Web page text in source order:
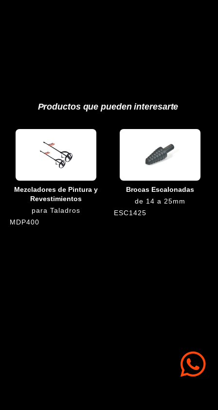
Productos que pueden interesarte
Mezcladores de Pintura y
Revestimientos
para Taladros
MDP400
Brocas Escalonadas
de 14 a 25mm
ESC1425